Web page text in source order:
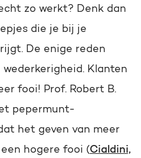
zo werkt? Denk dan
die je bij je
De enige reden
Klanten
fooi! Prof. Robert B.
pepermunt-
het geven van meer
hogere fooi (Cialdini,